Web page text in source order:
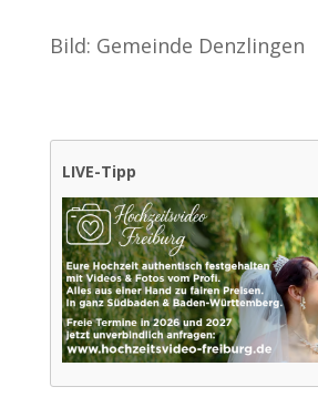
Bild: Gemeinde Denzlingen
LIVE-Tipp